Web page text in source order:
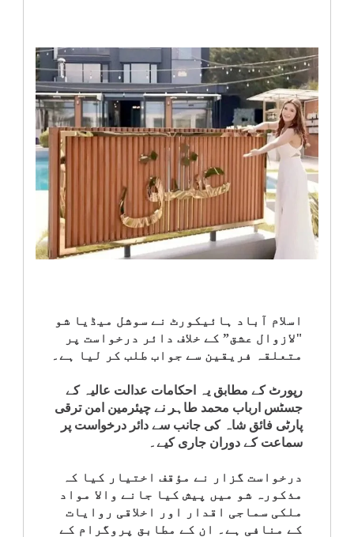
صحت
قومی
خبریں
کھیل
‎کرائم
ویڈیوز
قومی
سپلیمنٹس
اسلام آباد ہائیکورٹ نے سوشل میڈیا شو
"لازوال عشق” کے خلاف دائر درخواست پر
متعلقہ فریقین سے جواب طلب کر لیا ہے۔
رپورٹ کے مطابق یہ احکامات عدالت عالیہ کے
جسٹس ارباب محمد طاہر نے چیئرمین امن ترقی
پارٹی فائق شاہ کی جانب سے دائر درخواست پر
سماعت کے دوران جاری کیے۔
درخواست گزار نے مؤقف اختیار کیا کہ
مذکورہ شو میں پیش کیا جانے والا مواد
ملکی سماجی اقدار اور اخلاقی روایات
کے منافی ہے۔ ان کے مطابق پروگرام کے